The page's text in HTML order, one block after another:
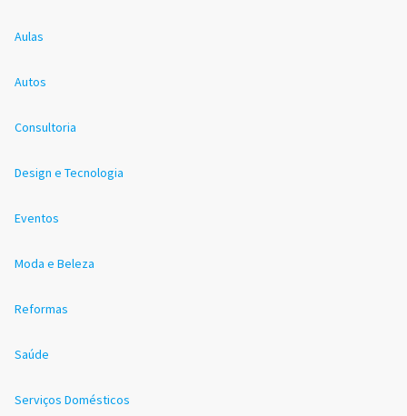
Aulas
Autos
Consultoria
Design e Tecnologia
Eventos
Moda e Beleza
Reformas
Saúde
Serviços Domésticos